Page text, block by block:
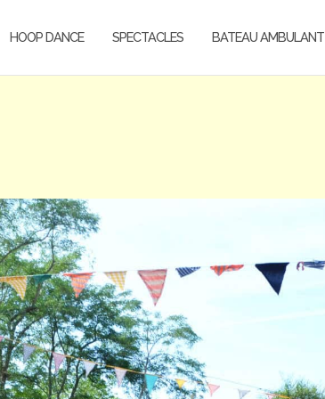
HOOP DANCE SPECTACLES BATEAU AMBULANT